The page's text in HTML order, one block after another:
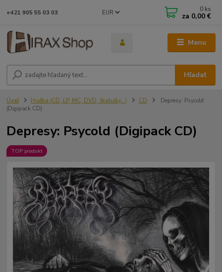
Menu
EUR
Hľadať
+421 905 55 03 03 0 ks
za 0,00 €
Úvod Hudba (CD, LP, MC, DVD, škatuľky...) CD
Depresy: Psycold
(Digipack CD)
Depresy: Psycold (Digipack CD)
TOP produkt